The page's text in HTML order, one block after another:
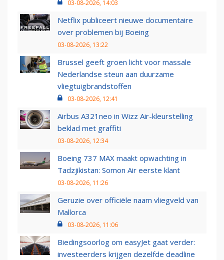
03-08-2026, 14:03
Netflix publiceert nieuwe documentaire
over problemen bij Boeing
03-08-2026, 13:22
Brussel geeft groen licht voor massale
Nederlandse steun aan duurzame
vliegtuigbrandstoffen
03-08-2026, 12:41
Airbus A321neo in Wizz Air-kleurstelling
beklad met graffiti
03-08-2026, 12:34
Boeing 737 MAX maakt opwachting in
Tadzjikistan: Somon Air eerste klant
03-08-2026, 11:26
Geruzie over officiële naam vliegveld van
Mallorca
03-08-2026, 11:06
Biedingsoorlog om easyJet gaat verder:
investeerders krijgen dezelfde deadline